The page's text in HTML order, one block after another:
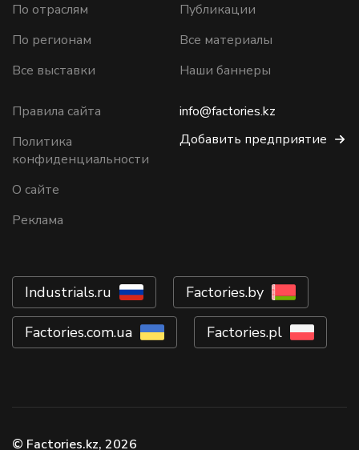
По отраслям
По регионам
Все выставки
Публикации
Все материалы
Наши баннеры
Правила сайта
Политика
конфиденциальности
О сайте
Реклама
info@factories.kz
Добавить предприятие
Industrials.ru Factories.by
Factories.com.ua Factories.pl
© Factories.kz, 2026